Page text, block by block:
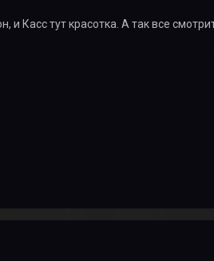
и Касс тут красотка. А так все